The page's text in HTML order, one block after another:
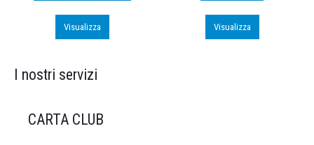
Visualizza Visualizza
I nostri servizi
CARTA CLUB